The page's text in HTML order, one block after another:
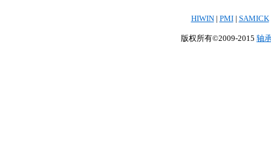
HIWIN| PMI| SAMICK
版权所有©2009-2015 轴